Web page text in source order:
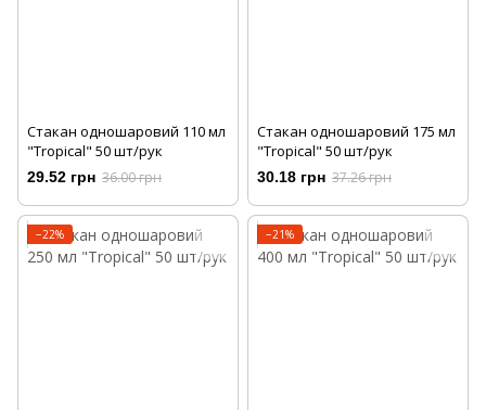
Стакан одношаровий 110 мл
"Tropical" 50 шт/рук
29.52 грн 36.00 грн
Стакан одношаровий 175 мл
"Tropical" 50 шт/рук
30.18 грн 37.26 грн
−22% −21%